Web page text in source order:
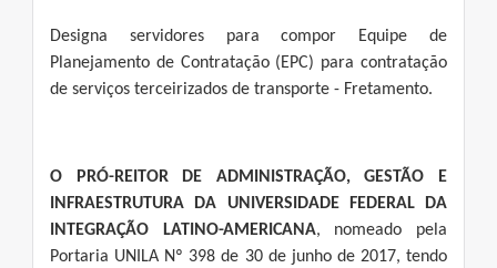
Designa servidores para compor Equipe de
Planejamento de Contratação (EPC) para contratação
de serviços terceirizados de transporte - Fretamento.
O PRÓ-REITOR DE ADMINISTRAÇÃO, GESTÃO E
INFRAESTRUTURA DA UNIVERSIDADE FEDERAL DA
INTEGRAÇÃO LATINO-AMERICANA, nomeado pela
Portaria UNILA Nº 398 de 30 de junho de 2017, tendo